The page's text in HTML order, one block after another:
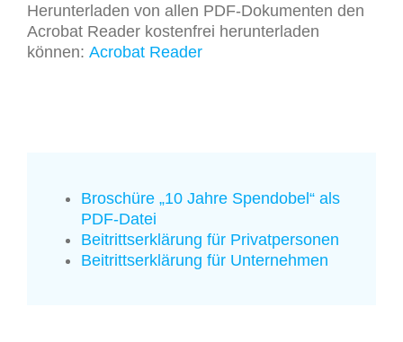
Herunterladen von allen PDF-Dokumenten den
Acrobat Reader kostenfrei herunterladen
können: Acrobat Reader
Broschüre „10 Jahre Spendobel“ als
PDF-Datei
Beitrittserklärung für Privatpersonen
Beitrittserklärung für Unternehmen